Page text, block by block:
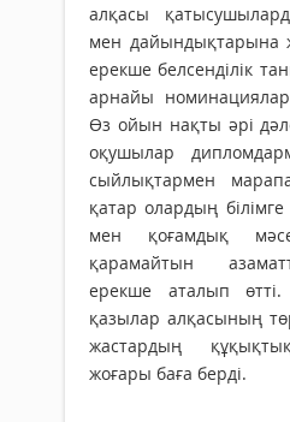
алқасы
мен дайындықтарына
ерекше белсенділік
арнайы
Өз ойын нақты әрі
оқушылар
сыйлықтармен
қатар олардың
мен қоғамдық
қарамайтын
ерекше аталып
қазылар алқасының
жастардың
жоғары баға берді.